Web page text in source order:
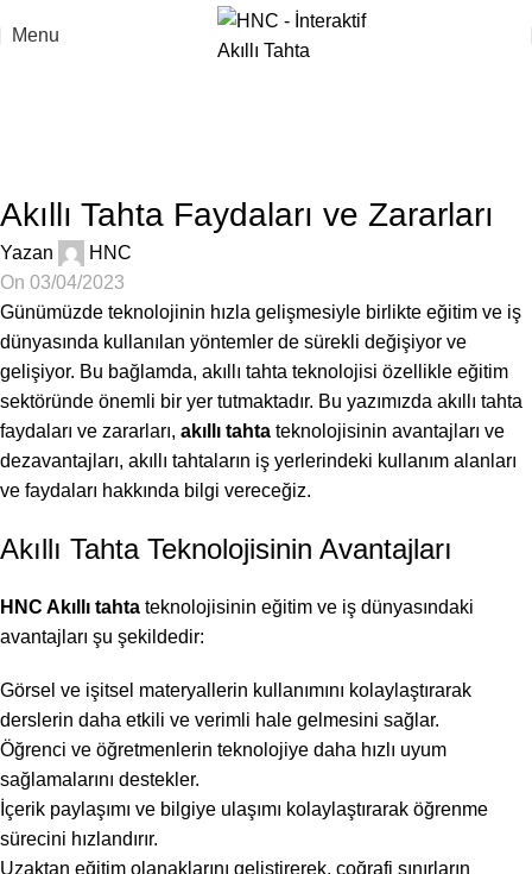
Menu
Akıllı Tahta Faydaları ve Zararları
Yazan
HNC
On 03/04/2023
Günümüzde teknolojinin hızla gelişmesiyle birlikte eğitim ve iş
dünyasında kullanılan yöntemler de sürekli değişiyor ve
gelişiyor. Bu bağlamda, akıllı tahta teknolojisi özellikle eğitim
sektöründe önemli bir yer tutmaktadır. Bu yazımızda akıllı tahta
faydaları ve zararları, akıllı tahta teknolojisinin avantajları ve
dezavantajları, akıllı tahtaların iş yerlerindeki kullanım alanları
ve faydaları hakkında bilgi vereceğiz.
Akıllı Tahta Teknolojisinin Avantajları
HNC Akıllı tahta teknolojisinin eğitim ve iş dünyasındaki
avantajları şu şekildedir:
Görsel ve işitsel materyallerin kullanımını kolaylaştırarak
derslerin daha etkili ve verimli hale gelmesini sağlar.
Öğrenci ve öğretmenlerin teknolojiye daha hızlı uyum
sağlamalarını destekler.
İçerik paylaşımı ve bilgiye ulaşımı kolaylaştırarak öğrenme
sürecini hızlandırır.
Uzaktan eğitim olanaklarını geliştirerek, coğrafi sınırların